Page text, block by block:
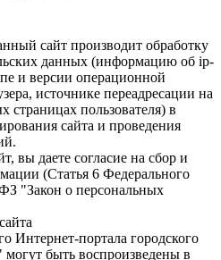
сайт производит обработку
данных (информацию об ip-
и версии операционной
источнике переадресации на
страницах пользователя) в
сайта и проведения
вы даете согласие на сбор и
(Статья 6 Федерального
"Закон о персональных
Интернет-портала городского
быть воспроизведены в